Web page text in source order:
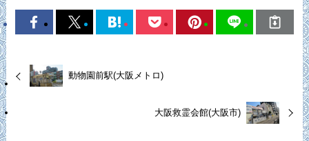
動物園前駅(大阪メトロ)
大阪救霊会館(大阪市)